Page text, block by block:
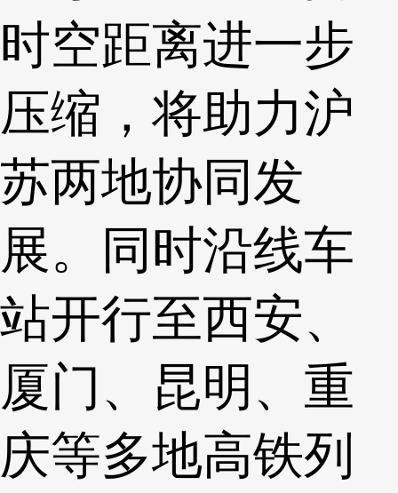
时空距离进一步
压缩，将助力沪
苏两地协同发
展。同时沿线车
站开行至西安、
厦门、昆明、重
庆等多地高铁列